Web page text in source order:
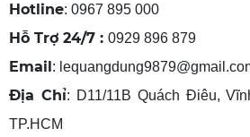
Hotline: 0967 895 000
Hỗ Trợ 24/7 : 0929 896 879
Email:
Địa Chỉ: D11/11B Quách Điêu,
TP.HCM